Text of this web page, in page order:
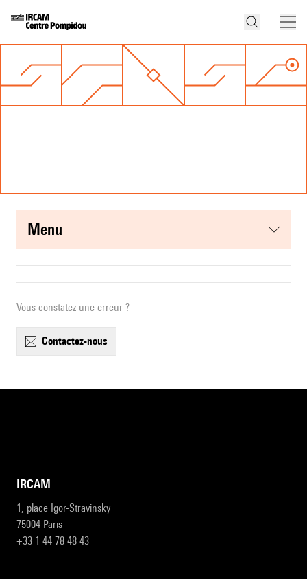
menu
Vous constatez une erreur ?
contactez-nous
IRCAM
1, place Igor-Stravinsky
75004 Paris
+33 1 44 78 48 43